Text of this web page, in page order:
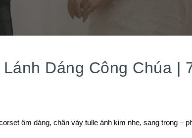
Dáng Công Chúa |
ôm dáng, chân váy tulle ánh kim nhẹ, sang trọng –